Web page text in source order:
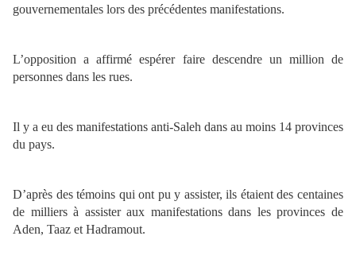
gouvernementales lors des précédentes manifestations.
L’opposition a affirmé espérer faire descendre un million de
personnes dans les rues.
Il y a eu des manifestations anti-Saleh dans au moins 14 provinces
du pays.
D’après des témoins qui ont pu y assister, ils étaient des centaines
de milliers à assister aux manifestations dans les provinces de
Aden, Taaz et Hadramout.